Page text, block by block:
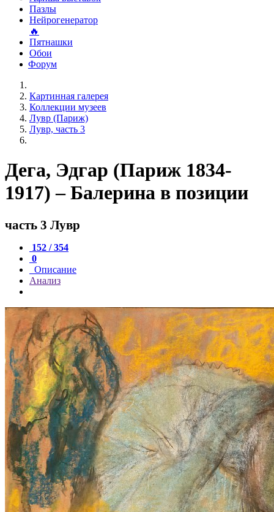
Пазлы
Нейрогенератор
🔥
Пятнашки
Обои
Форум
Картинная галерея
Коллекции музеев
Лувр (Париж)
Лувр, часть 3
Дега, Эдгар (Париж 1834-
1917) – Балерина в позиции
часть 3 Лувр
152 / 354
0
Описание
Анализ